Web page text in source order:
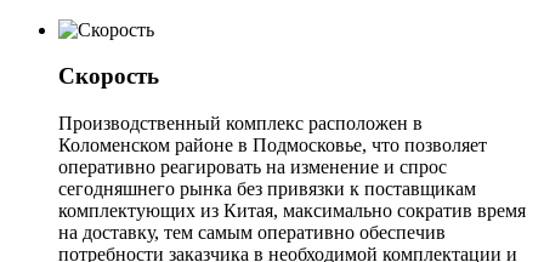
Скорость
Производственный комплекс расположен в
Коломенском районе в Подмосковье, что позволяет
оперативно реагировать на изменение и спрос
сегодняшнего рынка без привязки к поставщикам
комплектующих из Китая, максимально сократив время
на доставку, тем самым оперативно обеспечив
потребности заказчика в необходимой комплектации и